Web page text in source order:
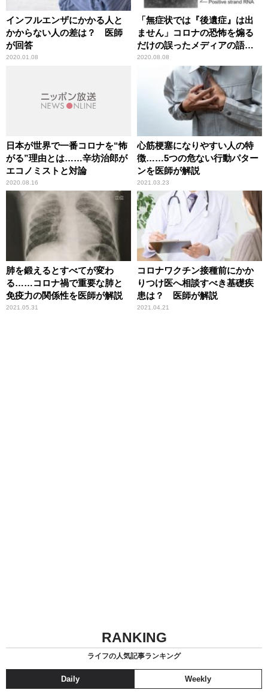
インフルエンザにかかる人と
かからない人の差は？ 医師
が回答
2020.01.08
「無症状では『後遺症』は出
ません」コロナの恐怖を煽る
だけの誤ったメディアの語法
に辛坊治郎が異議
2020.08.08
日本が世界で一番コロナを“怖
がる”理由とは……辛坊治郎が
エコノミストと対論
2020.08.16
心筋梗塞になりやすい人の特
徴……5つの危ない行動パター
ンを医師が解説
2021.03.23
肺を鍛えるとすべてが変わ
る……コロナ禍で重要な肺と
免疫力の関係性を医師が解説
2021.05.31
コロナワクチン接種前にかか
りつけ医へ相談すべき基礎疾
患は？ 医師が解説
2021.04.21
RANKING
ライフの人気記事ランキング
Daily Weekly